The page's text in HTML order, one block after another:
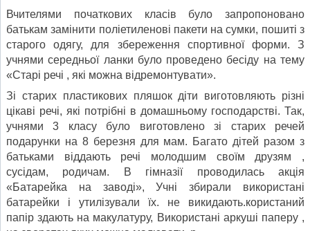
Вчителями початкових класів було запропоновано
батькам замінити поліетиленові пакети на сумки, пошиті з
старого одягу, для збереження спортивної форми. З
учнями середньої ланки було проведено бесіду на тему
«Старі речі , які можна відремонтувати».
Зі старих пластикових пляшок діти виготовляють різні
цікаві речі, які потрібні в домашньому господарстві. Так,
учнями 3 класу було виготовлено зі старих речей
подарунки на 8 березня для мам. Багато дітей разом з
батьками віддають речі молодшим своїм друзям ,
сусідам, родичам. В гімназії проводилась акція
«Батарейка на заводі», Учні збирали використані
батарейки і утилізували їх. не викидають.користаний
папір здають на макулатуру, Використані аркуші паперу ,